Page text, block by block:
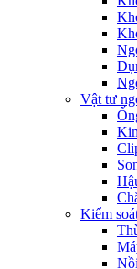
Vật tư
Kiểm